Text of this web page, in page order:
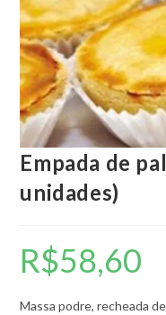
Empada de
unidades)
R$58,60
Massa podre, recheada